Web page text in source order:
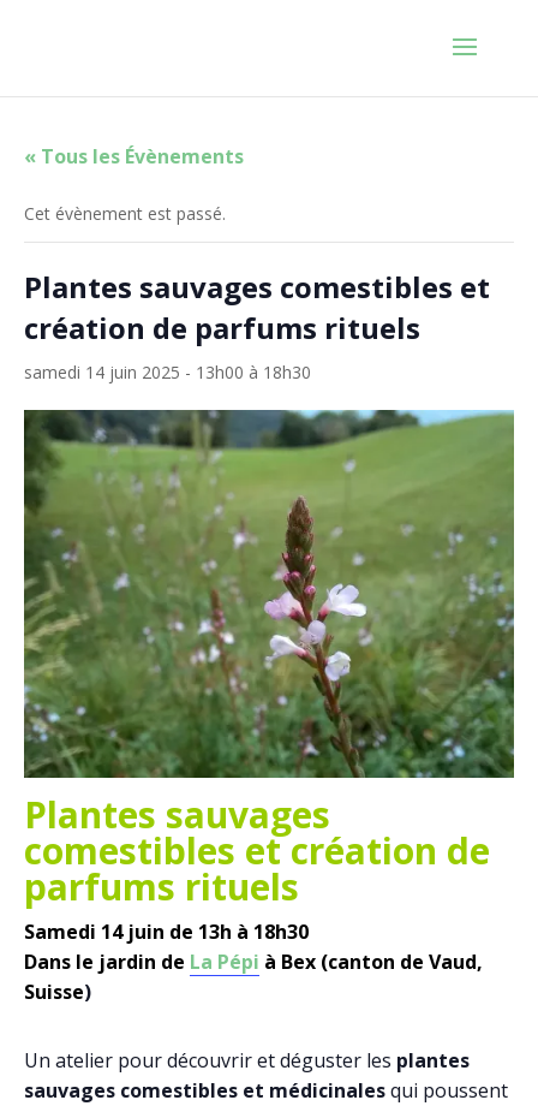
« Tous les Évènements
Cet évènement est passé.
Plantes sauvages comestibles et
création de parfums rituels
samedi 14 juin 2025 - 13h00 à 18h30
Plantes sauvages
comestibles et création de
parfums rituels
Samedi 14 juin de 13h à 18h30
Dans le jardin de La Pépi à Bex (canton de Vaud,
Suisse)
Un atelier pour découvrir et déguster les plantes
sauvages comestibles et médicinalesqui poussent